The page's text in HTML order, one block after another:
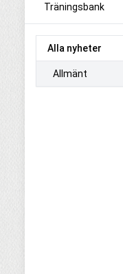
Träningsbank
Alla nyheter
Allmänt